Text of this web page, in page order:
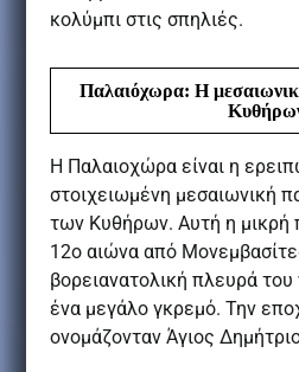
κολύμπι στις σπηλιές.
Παλαιόχωρα: Η
Η Παλαιοχώρα είναι η
στοιχειωμένη μεσαιωνική
των Κυθήρων. Αυτή η μικρή
12ο αιώνα από
βορειανατολική πλευρά
ένα μεγάλο γκρεμό. Την
ονομάζονταν Άγιος